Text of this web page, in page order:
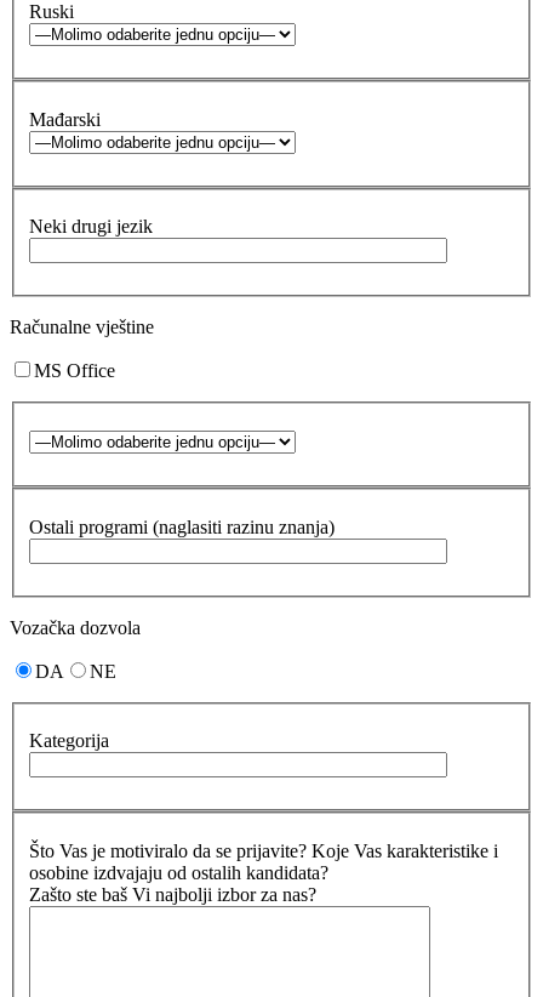
Ruski
Mađarski
Neki drugi jezik
Računalne vještine
MS Office
Ostali programi (naglasiti razinu znanja)
Vozačka dozvola
DA NE
Kategorija
Što Vas je motiviralo da se prijavite? Koje Vas karakteristike i
osobine izdvajaju od ostalih kandidata?
Zašto ste baš Vi najbolji izbor za nas?